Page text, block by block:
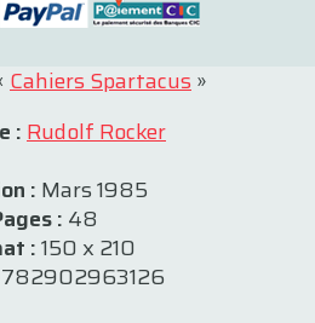
Cahiers Spartacus»
:Rudolf Rocker
: Mars 1985
: 48
:150 x 210